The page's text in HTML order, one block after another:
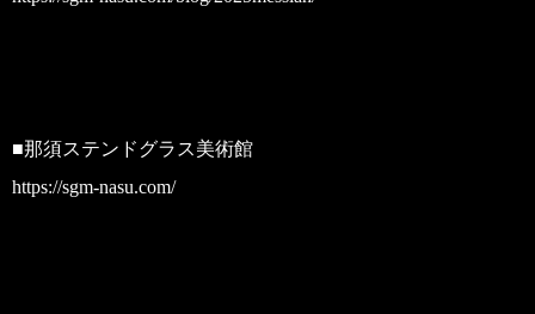
■那須ステンドグラス美術館
https://sgm-nasu.com/